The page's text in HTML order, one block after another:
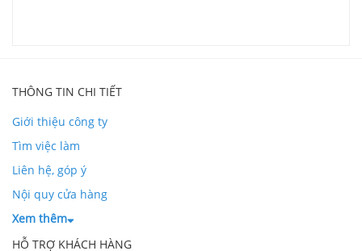
THÔNG TIN CHI TIẾT
Giới thiệu công ty
Tìm việc làm
Liên hệ, góp ý
Nội quy cửa hàng
Xem thêm
HỖ TRỢ KHÁCH HÀNG